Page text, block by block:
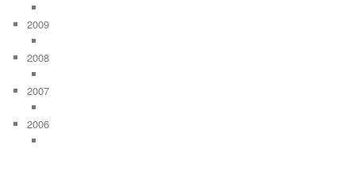
2009
2008
2007
2006